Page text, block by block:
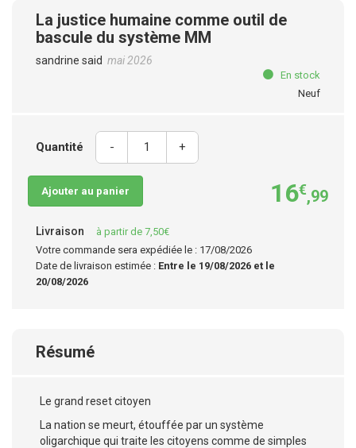
La justice humaine comme outil de
bascule du système MM
sandrine said mai 2026
En stock
Neuf
Quantité - +
Ajouter au panier 16€,99
Livraison
à partir de 7,50€
Votre commande sera expédiée le : 17/08/2026
Date de livraison estimée : Entre le 19/08/2026 et le
20/08/2026
Résumé
Le grand reset citoyen
La nation se meurt, étouffée par un système
oligarchique qui traite les citoyens comme de simples